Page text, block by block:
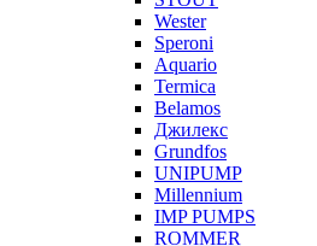
Wester
Speroni
Aquario
Termica
Belamos
Джилекс
Grundfos
UNIPUMP
Millennium
IMP PUMPS
ROMMER